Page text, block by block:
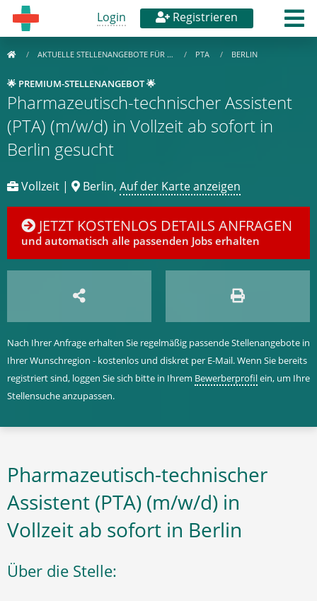
Login Registrieren
AKTUELLE STELLENANGEBOTE FÜR … PTA BERLIN
🌟 PREMIUM-STELLENANGEBOT 🌟
Pharmazeutisch-technischer Assistent
(PTA) (m/w/d) in Vollzeit ab sofort in
Berlin gesucht
Vollzeit | Berlin, Auf der Karte anzeigen
JETZT KOSTENLOS DETAILS ANFRAGEN
und automatisch alle passenden Jobs erhalten
Nach Ihrer Anfrage erhalten Sie regelmäßig passende Stellenangebote in
Ihrer Wunschregion - kostenlos und diskret per E-Mail. Wenn Sie bereits
registriert sind, loggen Sie sich bitte in Ihrem Bewerberprofilein, um Ihre
Stellensuche anzupassen.
Pharmazeutisch-technischer
Assistent (PTA) (m/w/d) in
Vollzeit ab sofort in Berlin
Über die Stelle: